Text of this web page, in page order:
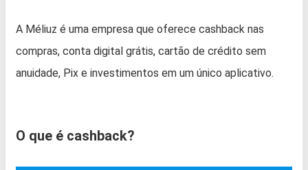
A Méliuz é uma empresa que oferece cashback nas
compras, conta digital grátis, cartão de crédito sem
anuidade, Pix e investimentos em um único aplicativo.
O que é cashback?